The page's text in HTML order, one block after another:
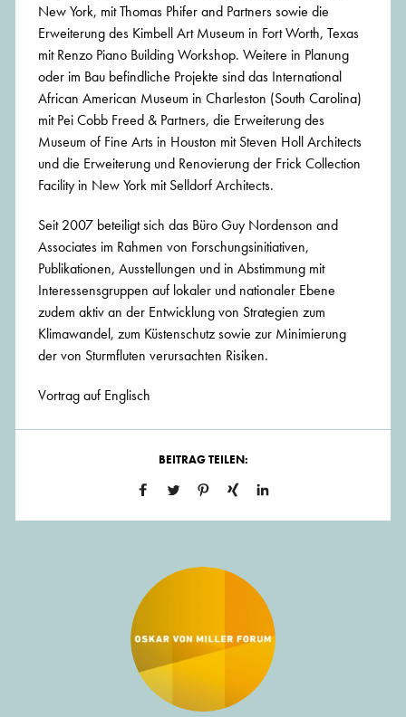
New York, mit Thomas Phifer and Partners sowie die
Erweiterung des Kimbell Art Museum in Fort Worth, Texas
mit Renzo Piano Building Workshop. Weitere in Planung
oder im Bau befindliche Projekte sind das International
African American Museum in Charleston (South Carolina)
mit Pei Cobb Freed & Partners, die Erweiterung des
Museum of Fine Arts in Houston mit Steven Holl Architects
und die Erweiterung und Renovierung der Frick Collection
Facility in New York mit Selldorf Architects.
Seit 2007 beteiligt sich das Büro Guy Nordenson and
Associates im Rahmen von Forschungsinitiativen,
Publikationen, Ausstellungen und in Abstimmung mit
Interessensgruppen auf lokaler und nationaler Ebene
zudem aktiv an der Entwicklung von Strategien zum
Klimawandel, zum Küstenschutz sowie zur Minimierung
der von Sturmfluten verursachten Risiken.
Vortrag auf Englisch
BEITRAG TEILEN: